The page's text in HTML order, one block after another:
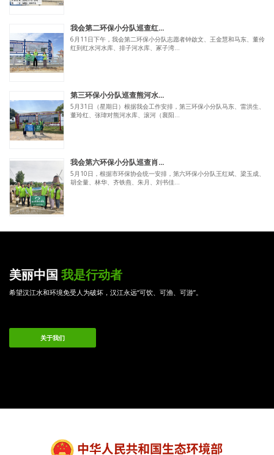
我会第二环保小分队巡查红...
6月11日下午，我会第二环保小分队志愿者钟啟文、王金慧和马东、董伶
红到红水河水库、排子河水库、冢子湾...
第三环保小分队巡查熊河水...
5月31日（星期日）根据我会工作安排，第三环保小分队马东、雷洪生、
董玲红、张瑋对熊河水库、滚河（襄阳...
我会第六环保小分队巡查肖...
5月10日，根据市环保协会统一安排，第六环保小分队王红斌、梁玉成、
胡全量、林华、齐铁燕、朱月、刘书佳...
美丽中国 我是行动者
希望汉江水和环境免受人为破坏，汉江永远“可饮、可渔、可游”。
关于我们